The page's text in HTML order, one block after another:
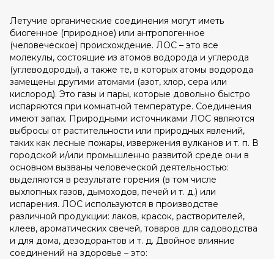
Летучие органические соединения могут иметь
биогенное (природное) или антропогенное
(человеческое) происхождение. ЛОС – это все
молекулы, состоящие из атомов водорода и углерода
(углеводороды), а также те, в которых атомы водорода
замещены другими атомами (азот, хлор, сера или
кислород). Это газы и пары, которые довольно быстро
испаряются при комнатной температуре. Соединения
имеют запах. Природными источниками ЛОС являются
выбросы от растительности или природных явлений,
таких как лесные пожары, извержения вулканов и т. п. В
городской и/или промышленно развитой среде они в
основном вызваны человеческой деятельностью:
выделяются в результате горения (в том числе
выхлопных газов, дымоходов, печей и т. д.) или
испарения. ЛОС используются в производстве
различной продукции: лаков, красок, растворителей,
клеев, ароматических свечей, товаров для садоводства
и для дома, дезодорантов и т. д. Двойное влияние
соединений на здоровье – это: